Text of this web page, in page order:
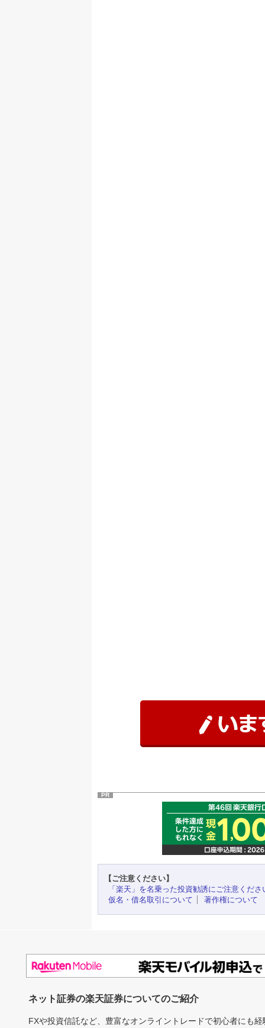
PR
【ご注意ください】
「楽天」を名乗った投資勧誘にご注意くださ
仮名・借名取引について
著作権について
ネット証券の楽天証券についてのご紹介
FXや投資信託など、豊富なオンライントレードで初心者にも